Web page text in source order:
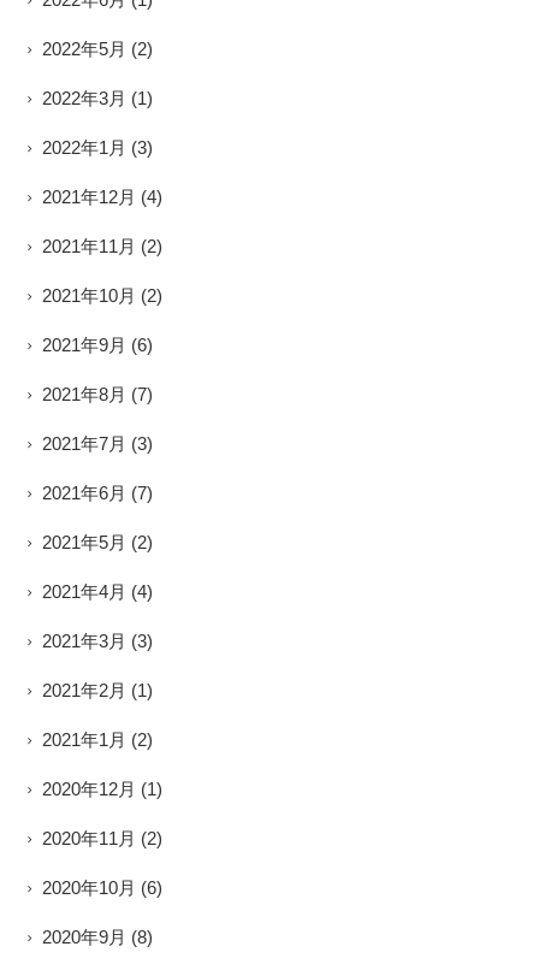
2022年5月 (2)
2022年3月 (1)
2022年1月 (3)
2021年12月 (4)
2021年11月 (2)
2021年10月 (2)
2021年9月 (6)
2021年8月 (7)
2021年7月 (3)
2021年6月 (7)
2021年5月 (2)
2021年4月 (4)
2021年3月 (3)
2021年2月 (1)
2021年1月 (2)
2020年12月 (1)
2020年11月 (2)
2020年10月 (6)
2020年9月 (8)